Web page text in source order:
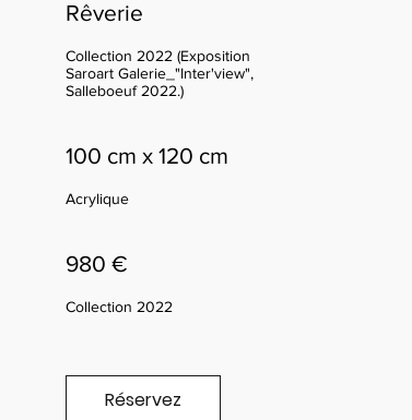
Rêverie
Collection 2022 (Exposition
Saroart Galerie_"Inter'view",
Salleboeuf 2022.)
100 cm x 120 cm
Acrylique
980 €
Collection 2022
Réservez